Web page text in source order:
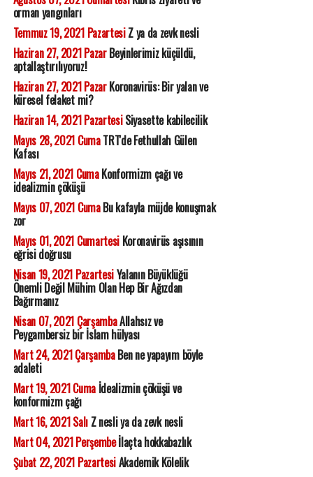
orman yangınları
Temmuz 19, 2021 PazartesiZ ya da zevk nesli
Haziran 27, 2021 PazarBeyinlerimiz küçüldü,
aptallaştırılıyoruz!
Haziran 27, 2021 PazarKoronavirüs: Bir yalan ve
küresel felaket mi?
Haziran 14, 2021 PazartesiSiyasette kabilecilik
Mayıs 28, 2021 CumaTRT'de Fethullah Gülen
Kafası
Mayıs 21, 2021 CumaKonformizm çağı ve
idealizmin çöküşü
Mayıs 07, 2021 CumaBu kafayla müjde konuşmak
zor
Mayıs 01, 2021 CumartesiKoronavirüs aşısının
eğrisi doğrusu
Nisan 19, 2021 PazartesiYalanın Büyüklüğü
Önemli Değil Mühim Olan Hep Bir Ağızdan
Bağırmanız
Nisan 07, 2021 ÇarşambaAllahsız ve
Peygambersiz bir İslam hülyası
Mart 24, 2021 ÇarşambaBen ne yapayım böyle
adaleti
Mart 19, 2021 Cumaİdealizmin çöküşü ve
konformizm çağı
Mart 16, 2021 SalıZ nesli ya da zevk nesli
Mart 04, 2021 Perşembeİlaçta hokkabazlık
Şubat 22, 2021 PazartesiAkademik Kölelik